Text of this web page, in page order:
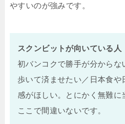
やすいのが強みです。
スクンビットが向いている人
初バンコクで勝手が分からな
歩いて済ませたい／日本食や
感がほしい。とにかく無難に
ここで間違いないです。